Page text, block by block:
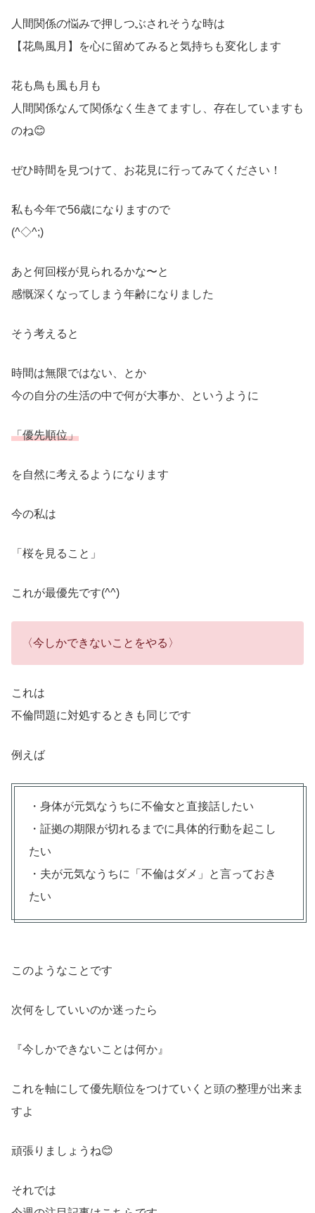
人間関係の悩みで押しつぶされそうな時は
【花鳥風月】を心に留めてみると気持ちも変化します
花も鳥も風も月も
人間関係なんて関係なく生きてますし、存在していますも
のね😊
ぜひ時間を見つけて、お花見に行ってみてください！
私も今年で56歳になりますので
(^◇^;)
あと何回桜が見られるかな〜と
感慨深くなってしまう年齢になりました
そう考えると
時間は無限ではない、とか
今の自分の生活の中で何が大事か、というように
「優先順位」
を自然に考えるようになります
今の私は
「桜を見ること」
これが最優先です(^^)
〈今しかできないことをやる〉
これは
不倫問題に対処するときも同じです
例えば
・身体が元気なうちに不倫女と直接話したい
・証拠の期限が切れるまでに具体的行動を起こし
たい
・夫が元気なうちに「不倫はダメ」と言っておき
たい
このようなことです
次何をしていいのか迷ったら
『今しかできないことは何か』
これを軸にして優先順位をつけていくと頭の整理が出来ま
すよ
頑張りましょうね😊
それでは